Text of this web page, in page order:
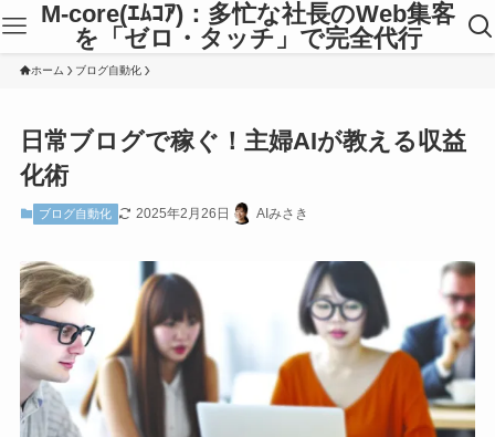
M-core(ｴﾑｺｱ)：多忙な社長のWeb集客
を「ゼロ・タッチ」で完全代行
ホーム ブログ自動化
日常ブログで稼ぐ！主婦AIが教える収益
化術
ブログ自動化 2025年2月26日 AIみさき